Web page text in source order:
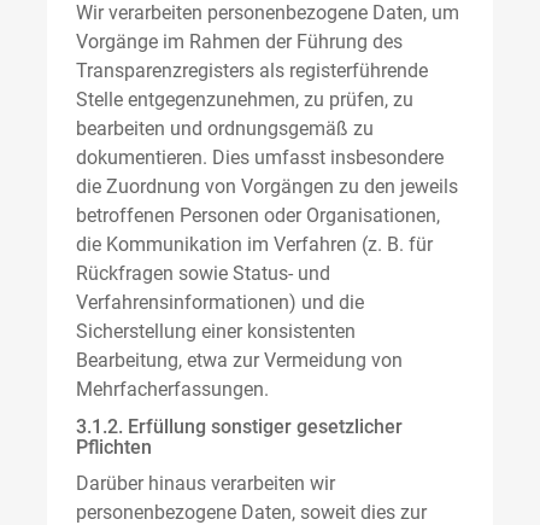
Wir verarbeiten personenbezogene Daten, um
Vorgänge im Rahmen der Führung des
Transparenzregisters als registerführende
Stelle entgegenzunehmen, zu prüfen, zu
bearbeiten und ordnungsgemäß zu
dokumentieren. Dies umfasst insbesondere
die Zuordnung von Vorgängen zu den jeweils
betroffenen Personen oder Organisationen,
die Kommunikation im Verfahren (z. B. für
Rückfragen sowie Status- und
Verfahrensinformationen) und die
Sicherstellung einer konsistenten
Bearbeitung, etwa zur Vermeidung von
Mehrfacherfassungen.
3.1.2. Erfüllung sonstiger gesetzlicher
Pflichten
Darüber hinaus verarbeiten wir
personenbezogene Daten, soweit dies zur